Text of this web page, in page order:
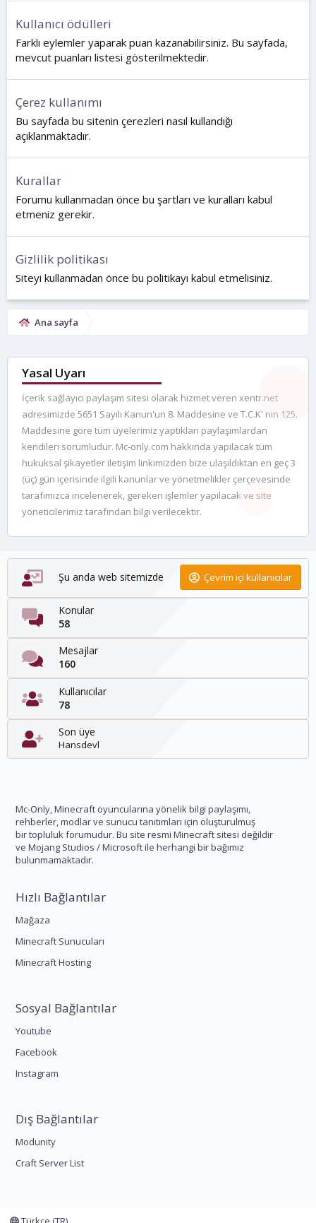
Kullanıcı ödülleri
Farklı eylemler yaparak puan kazanabilirsiniz. Bu sayfada,
mevcut puanları listesi gösterilmektedir.
Çerez kullanımı
Bu sayfada bu sitenin çerezleri nasıl kullandığı
açıklanmaktadır.
Kurallar
Forumu kullanmadan önce bu şartları ve kuralları kabul
etmeniz gerekir.
Gizlilik politikası
Siteyi kullanmadan önce bu politikayı kabul etmelisiniz.
Ana sayfa
Yasal Uyarı
İçerik sağlayıcı paylaşım sitesi olarak hizmet veren xentr.net
adresimizde 5651 Sayılı Kanun'un 8. Maddesine ve T.C.K' nın 125.
Maddesine göre tüm üyelerimiz yaptıkları paylaşımlardan
kendileri sorumludur. Mc-only.com hakkında yapılacak tüm
hukuksal şikayetler iletişim linkimizden bize ulaşıldıktan en geç 3
(üç) gün içerisinde ilgili kanunlar ve yönetmelikler çerçevesinde
tarafımızca incelenerek, gereken işlemler yapılacak ve site
yöneticilerimiz tarafından bilgi verilecektir.
Şu anda web sitemizde Çevrim içi kullanıcılar
Konular
58
Mesajlar
160
Kullanıcılar
78
Son üye
Hansdevl
Mc-Only, Minecraft oyuncularına yönelik bilgi paylaşımı,
rehberler, modlar ve sunucu tanıtımları için oluşturulmuş
bir topluluk forumudur. Bu site resmi Minecraft sitesi değildir
ve Mojang Studios / Microsoft ile herhangi bir bağımız
bulunmamaktadır.
Hızlı Bağlantılar
Mağaza
Minecraft Sunucuları
Minecraft Hosting
Sosyal Bağlantılar
Youtube
Facebook
Instagram
Dış Bağlantılar
Modunity
Craft Server List